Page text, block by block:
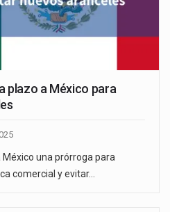
plazo a México para
México una prórroga para
comercial y evitar…